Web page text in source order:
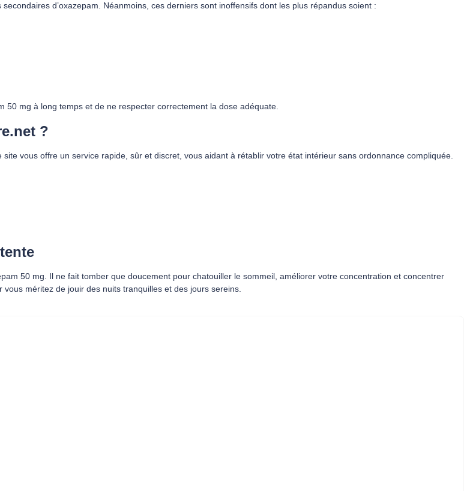
d’oxazepam. Néanmoins, ces derniers sont inoffensifs dont les plus répandus soient :
50 mg à long temps et de ne respecter correctement la dose adéquate.
?
vous offre un service rapide, sûr et discret, vous aidant à rétablir votre état intérieur sans ordonnance compliquée.
50 mg. Il ne fait tomber que doucement pour chatouiller le sommeil, améliorer votre concentration et concentrer
méritez de jouir des nuits tranquilles et des jours sereins.